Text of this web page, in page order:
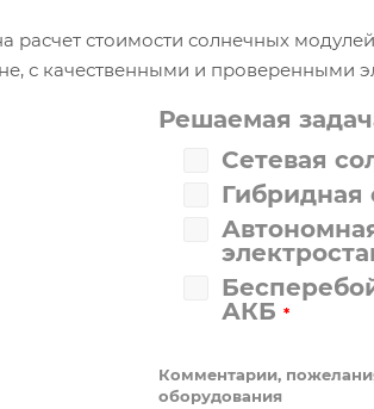
расчет стоимости солнечных
с качественными и проверенными
Решаемая
Сетевая
Гибридная
АКБ *
Комментарии,
оборудования